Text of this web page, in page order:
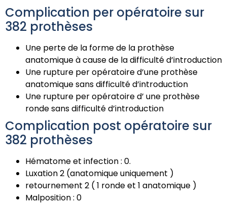
Complication per opératoire sur
382 prothèses
Une perte de la forme de la prothèse
anatomique à cause de la difficulté d’introduction
Une rupture per opératoire d’une prothèse
anatomique sans difficulté d’introduction
Une rupture per opératoire d’ une prothèse
ronde sans difficulté d’introduction
Complication post opératoire sur
382 prothèses
Hématome et infection : 0.
Luxation 2 (anatomique uniquement )
retournement 2 ( 1 ronde et 1 anatomique )
Malposition : 0